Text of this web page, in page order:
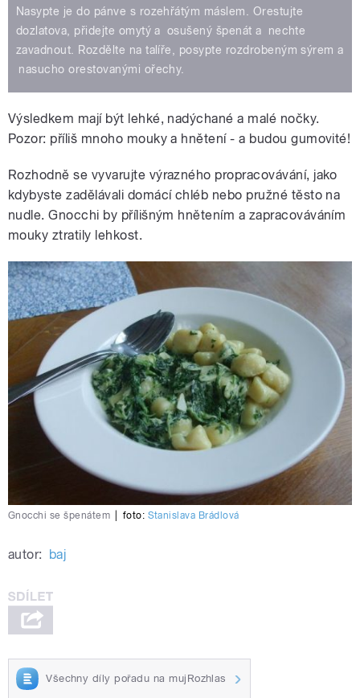
Nasypte je do pánve s rozehřátým máslem. Orestujte
dozlatova, přidejte omytý a osušený špenát a nechte
zavadnout. Rozdělte na talíře, posypte rozdrobeným sýrem a
nasucho orestovanými ořechy.
Výsledkem mají být lehké, nadýchané a malé nočky.
Pozor: příliš mnoho mouky a hnětení - a budou gumovité!
Rozhodně se vyvarujte výrazného propracovávání, jako
kdybyste zadělávali domácí chléb nebo pružné těsto na
nudle. Gnocchi by přílišným hnětením a zapracováváním
mouky ztratily lehkost.
Gnocchi se špenátem foto: Stanislava Brádlová
autor: baj
Všechny díly pořadu na mujRozhlas